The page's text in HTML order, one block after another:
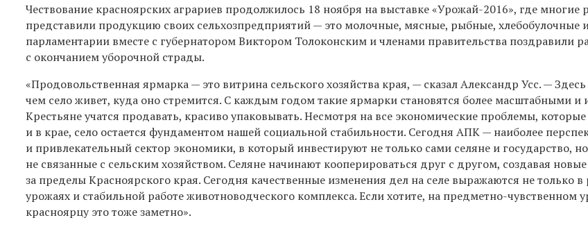
Чествование красноярских аграриев продолжилось 18 ноября на выставке«Урожай-2016», где многие
представили продукцию своих сельхозпредприятий — это молочные, мясные, рыбные, хлебобулочные
парламентарии вместе с губернатором Виктором Толоконским и членами правительства поздравили
с окончанием уборочной страды.
«Продовольственная ярмарка — это витрина сельского хозяйства края, — сказал Александр Усс. —
чем село живет, куда оно стремится. С каждым годом такие ярмарки становятся более масштабными и
Крестьяне учатся продавать, красиво упаковывать. Несмотря на все экономические проблемы, которые
и в крае, село остается фундаментом нашей социальной стабильности. Сегодня АПК — наиболее
и привлекательный сектор экономики, в который инвестируют не только сами селяне и государство,
не связанные с сельским хозяйством. Селяне начинают кооперироваться друг с другом, создавая
за пределы Красноярского края. Сегодня качественные изменения дел на селе выражаются не только
урожаях и стабильной работе животноводческого комплекса. Если хотите, на предметно-чувственном
красноярцу это тоже заметно».